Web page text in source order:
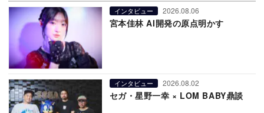
インタビュー 2026.08.06
宮本佳林 AI開発の原点明かす
インタビュー 2026.08.02
セガ・星野一幸 × LOM BABY鼎談